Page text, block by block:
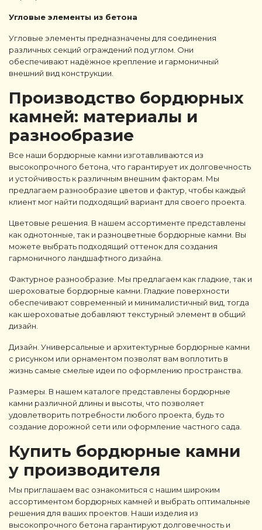
Угловые элементы из бетона
Угловые элементы предназначены для соединения
различных секций ограждений под углом. Они
обеспечивают надёжное крепление и гармоничный
внешний вид конструкции.
Производство бордюрных
камней: материалы и
разнообразие
Все наши бордюрные камни изготавливаются из
высокопрочного бетона, что гарантирует их долговечность
и устойчивость к различным внешним факторам. Мы
предлагаем разнообразие цветов и фактур, чтобы каждый
клиент мог найти подходящий вариант для своего проекта.
Цветовые решения. В нашем ассортименте представлены
как однотонные, так и разноцветные бордюрные камни. Вы
можете выбрать подходящий оттенок для создания
гармоничного ландшафтного дизайна.
Фактурное разнообразие. Мы предлагаем как гладкие, так и
шероховатые бордюрные камни. Гладкие поверхности
обеспечивают современный и минималистичный вид, тогда
как шероховатые добавляют текстурный элемент в общий
дизайн.
Дизайн. Универсальные и архитектурные бордюрные камни
с рисунком или орнаментом позволят вам воплотить в
жизнь самые смелые идеи по оформлению пространства.
Размеры. В нашем каталоге представлены бордюрные
камни различной длины и высоты, что позволяет
удовлетворить потребности любого проекта, будь то
создание дорожной сети или оформление частного сада.
Купить бордюрные камни
у производителя
Мы приглашаем вас ознакомиться с нашим широким
ассортиментом бордюрных камней и выбрать оптимальные
решения для ваших проектов. Наши изделия из
высокопрочного бетона гарантируют долговечность и